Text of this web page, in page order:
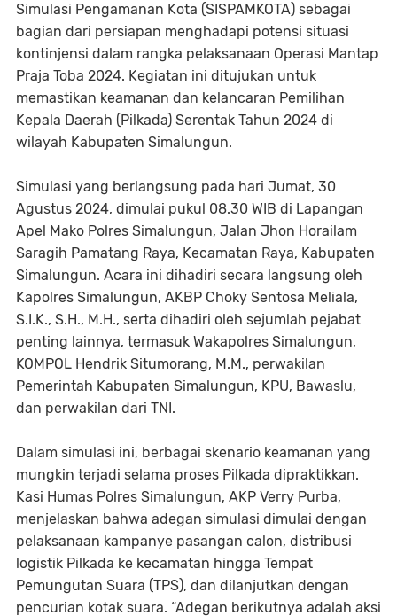
Simulasi Pengamanan Kota (SISPAMKOTA) sebagai
bagian dari persiapan menghadapi potensi situasi
kontinjensi dalam rangka pelaksanaan Operasi Mantap
Praja Toba 2024. Kegiatan ini ditujukan untuk
memastikan keamanan dan kelancaran Pemilihan
Kepala Daerah (Pilkada) Serentak Tahun 2024 di
wilayah Kabupaten Simalungun.
Simulasi yang berlangsung pada hari Jumat, 30
Agustus 2024, dimulai pukul 08.30 WIB di Lapangan
Apel Mako Polres Simalungun, Jalan Jhon Horailam
Saragih Pamatang Raya, Kecamatan Raya, Kabupaten
Simalungun. Acara ini dihadiri secara langsung oleh
Kapolres Simalungun, AKBP Choky Sentosa Meliala,
S.I.K., S.H., M.H., serta dihadiri oleh sejumlah pejabat
penting lainnya, termasuk Wakapolres Simalungun,
KOMPOL Hendrik Situmorang, M.M., perwakilan
Pemerintah Kabupaten Simalungun, KPU, Bawaslu,
dan perwakilan dari TNI.
Dalam simulasi ini, berbagai skenario keamanan yang
mungkin terjadi selama proses Pilkada dipraktikkan.
Kasi Humas Polres Simalungun, AKP Verry Purba,
menjelaskan bahwa adegan simulasi dimulai dengan
pelaksanaan kampanye pasangan calon, distribusi
logistik Pilkada ke kecamatan hingga Tempat
Pemungutan Suara (TPS), dan dilanjutkan dengan
pencurian kotak suara. “Adegan berikutnya adalah aksi